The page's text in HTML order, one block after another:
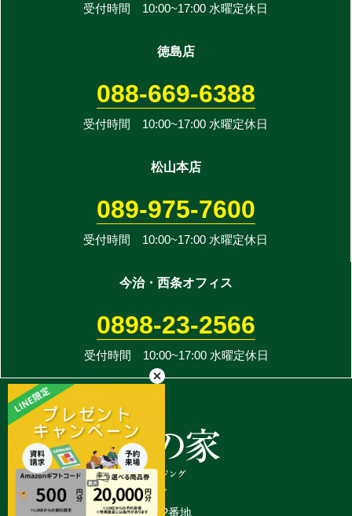
受付時間 10:00~17:00 水曜定休日
徳島店
088-669-6388
受付時間 10:00~17:00 水曜定休日
松山本店
089-975-7600
受付時間 10:00~17:00 水曜定休日
今治・西条オフィス
0898-23-2566
受付時間 10:00~17:00 水曜定休日
株式会社アットハウジング
愛媛県松山市平井町甲2382番地